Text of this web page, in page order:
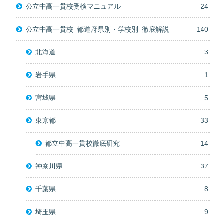
公立中高一貫校受検マニュアル 24
公立中高一貫校_都道府県別・学校別_徹底解説 140
北海道 3
岩手県 1
宮城県 5
東京都 33
都立中高一貫校徹底研究 14
神奈川県 37
千葉県 8
埼玉県 9